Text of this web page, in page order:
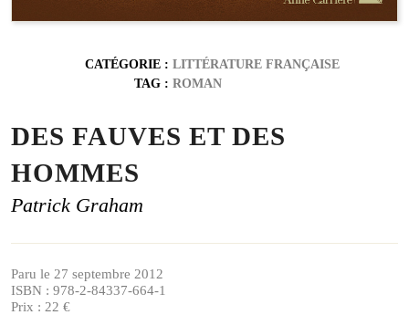
CATÉGORIE : LITTÉRATURE FRANÇAISE
TAG : ROMAN
DES FAUVES ET DES
HOMMES
Patrick Graham
Paru le 27 septembre 2012
ISBN : 978-2-84337-664-1
Prix : 22 €